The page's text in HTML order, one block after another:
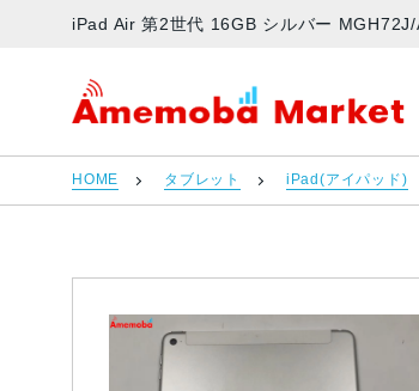
iPad Air 第2世代 16GB シルバー
アメモバマーケット
HOME タブレット iPad(アイパッド)